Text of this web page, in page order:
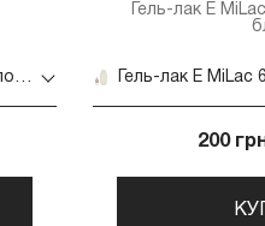
Гель-лак E.MI Lac 6 мл (275 Коралловая роза)
Гель-лак E
200 грн